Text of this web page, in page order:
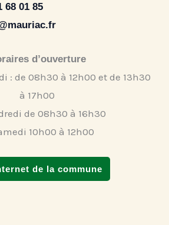
68 01 85
d’ouverture
: de 08h30 à 12h00 et de 13h30
à 17h00
de 08h30 à 16h30
10h00 à 12h00
de la commune